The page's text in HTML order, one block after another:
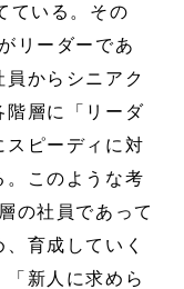
ている。その
リーダーであ
員からシニアク
階層に「リーダ
スピーディに対
。このような考
の社員であって
育成していく
「新人に求めら